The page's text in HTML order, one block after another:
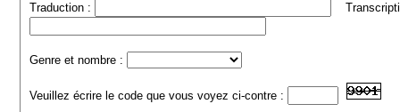
Traduction :
Genre et nombre :
Veuillez écrire le code que vous voyez ci-contre :